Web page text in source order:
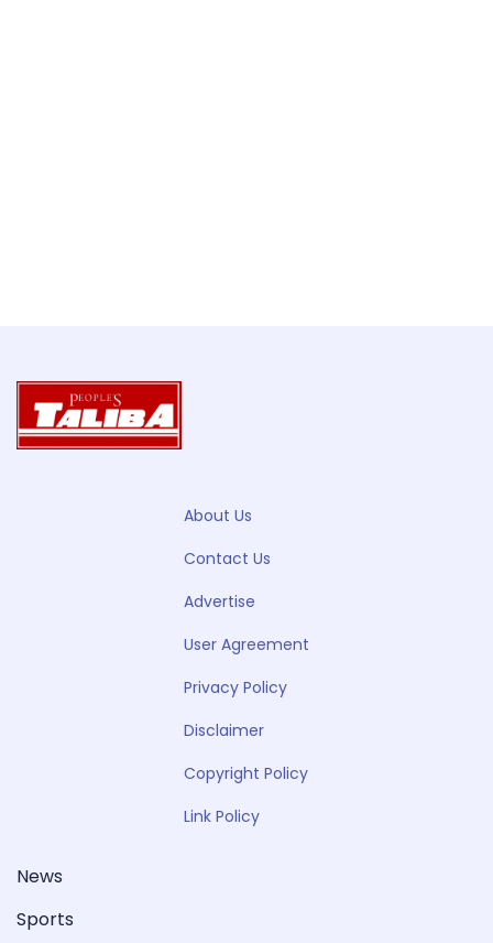
About Us
Contact Us
Advertise
User Agreement
Privacy Policy
Disclaimer
Copyright Policy
Link Policy
News
Sports